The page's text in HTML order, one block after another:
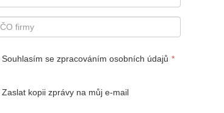
Souhlasím se zpracováním osobních údajů
Zaslat kopii zprávy na můj e-mail